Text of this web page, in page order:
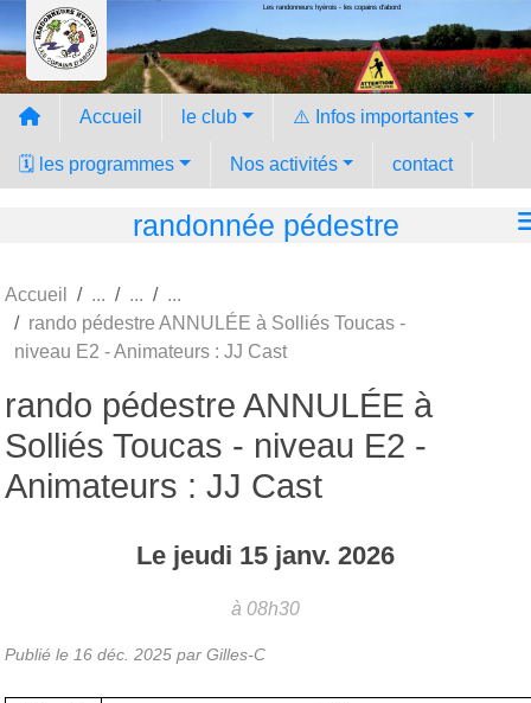
Les randonneurs hyèrois - les copains d'abord
Accueil le club ⚠️ Infos importantes
🗓️ les programmes Nos activités contact
randonnée pédestre
Accueil
rando pédestre ANNULÉE à Solliés Toucas -
niveau E2 - Animateurs : JJ Cast
rando pédestre ANNULÉE à
Solliés Toucas - niveau E2 -
Animateurs : JJ Cast
Le jeudi 15 janv. 2026
à 08h30
Publié le 16 déc. 2025 par Gilles-C
Panneau de gestion des cookies